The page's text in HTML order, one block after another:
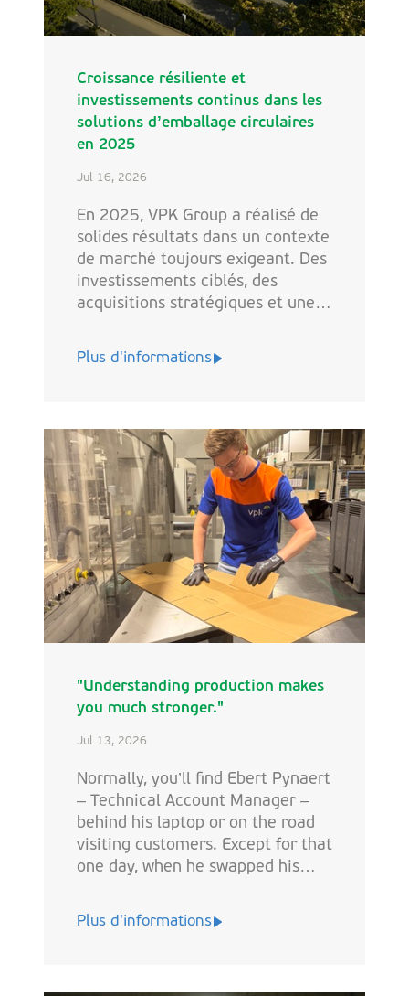
Croissance résiliente et
investissements continus dans les
solutions d’emballage circulaires
en 2025
Jul 16, 2026
En 2025, VPK Group a réalisé de
solides résultats dans un contexte
de marché toujours exigeant. Des
investissements ciblés, des
acquisitions stratégiques et une
de durabilité ont permis au
groupe de renforcer davantage sa
circulaires.
Plus d'informations
"Understanding production makes
you much stronger."
Jul 13, 2026
Normally, you’ll find Ebert Pynaert
– Technical Account Manager –
behind his laptop or on the road
visiting customers. Except for that
one day, when he swapped his
shop floor at Oudegem, working
at cas23 for The Switch. What he
Plus d'informations